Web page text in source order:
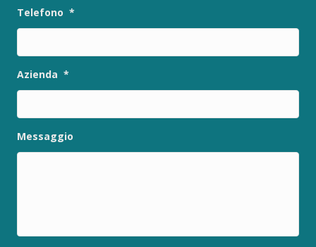
Telefono *
Azienda *
Messaggio